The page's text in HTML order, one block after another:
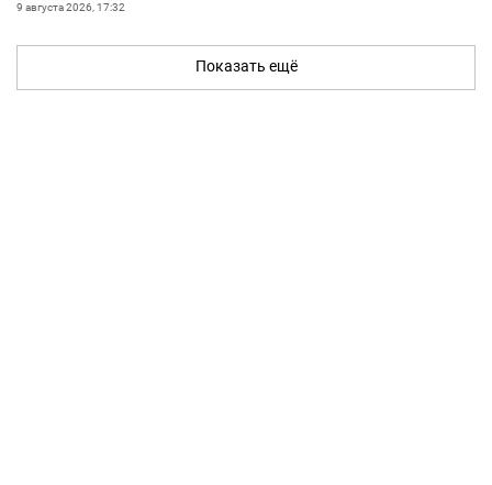
9 августа 2026, 17:32
Показать ещё